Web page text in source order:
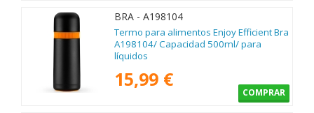
BRA - A198104
Termo para alimentos Enjoy Efficient Bra
A198104/ Capacidad 500ml/ para
líquidos
15,99 €
COMPRAR